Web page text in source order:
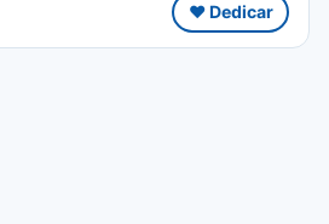
❤️ Dedicar